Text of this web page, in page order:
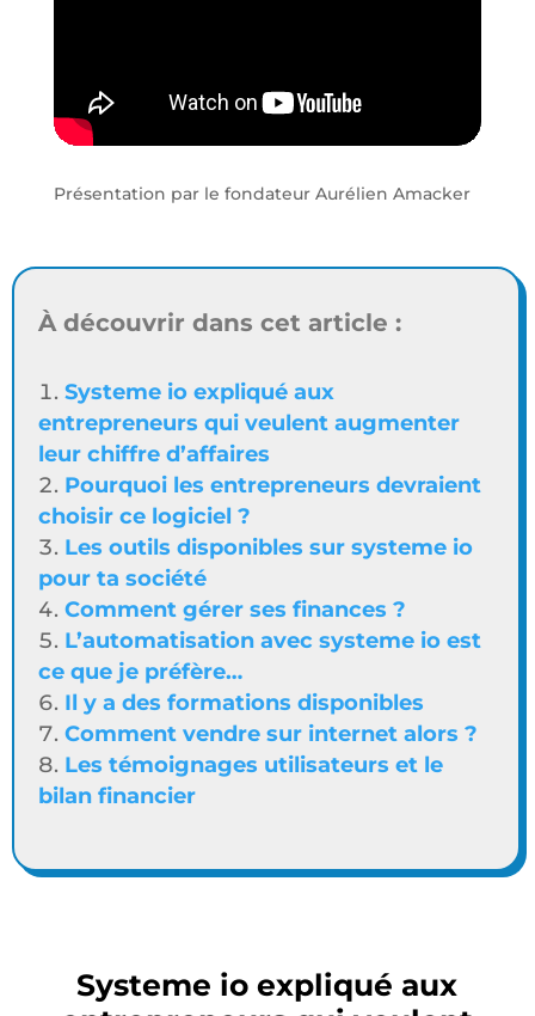
Présentation par le fondateur Aurélien Amacker
À découvrir dans cet article :
Systeme io expliqué aux
entrepreneurs qui veulent augmenter
leur chiffre d’affaires
Pourquoi les entrepreneurs devraient
choisir ce logiciel ?
Les outils disponibles sur systeme io
pour ta société
Comment gérer ses finances ?
L’automatisation avec systeme io est
ce que je préfère…
Il y a des formations disponibles
Comment vendre sur internet alors ?
Les témoignages utilisateurs et le
bilan financier
Systeme io expliqué aux